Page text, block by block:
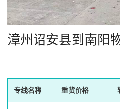
漳州诏安县到南阳
专线名称 重货价格